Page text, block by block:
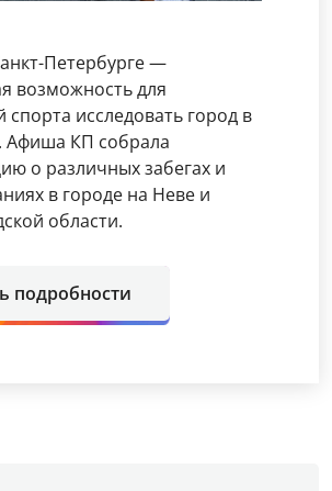
Петербурге —
возможность для
спорта исследовать город в
Афиша КП собрала
о различных забегах и
в городе на Неве и
области.
подробности